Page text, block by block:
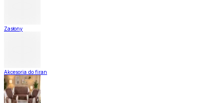
Zasłony
Akcesoria do firan